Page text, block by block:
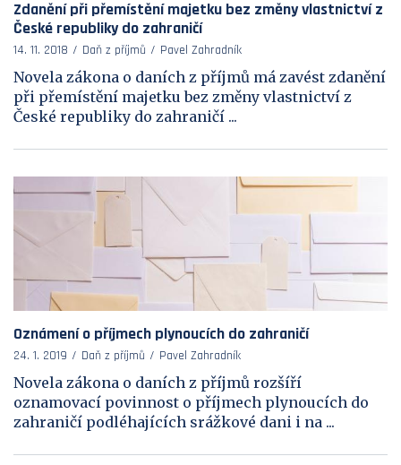
Zdanění při přemístění majetku bez změny vlastnictví z
České republiky do zahraničí
14. 11. 2018 Daň z příjmů Pavel Zahradník
Novela zákona o daních z příjmů má zavést zdanění
při přemístění majetku bez změny vlastnictví z
České republiky do zahraničí ...
Oznámení o příjmech plynoucích do zahraničí
24. 1. 2019 Daň z příjmů Pavel Zahradník
Novela zákona o daních z příjmů rozšíří
oznamovací povinnost o příjmech plynoucích do
zahraničí podléhajících srážkové dani i na ...